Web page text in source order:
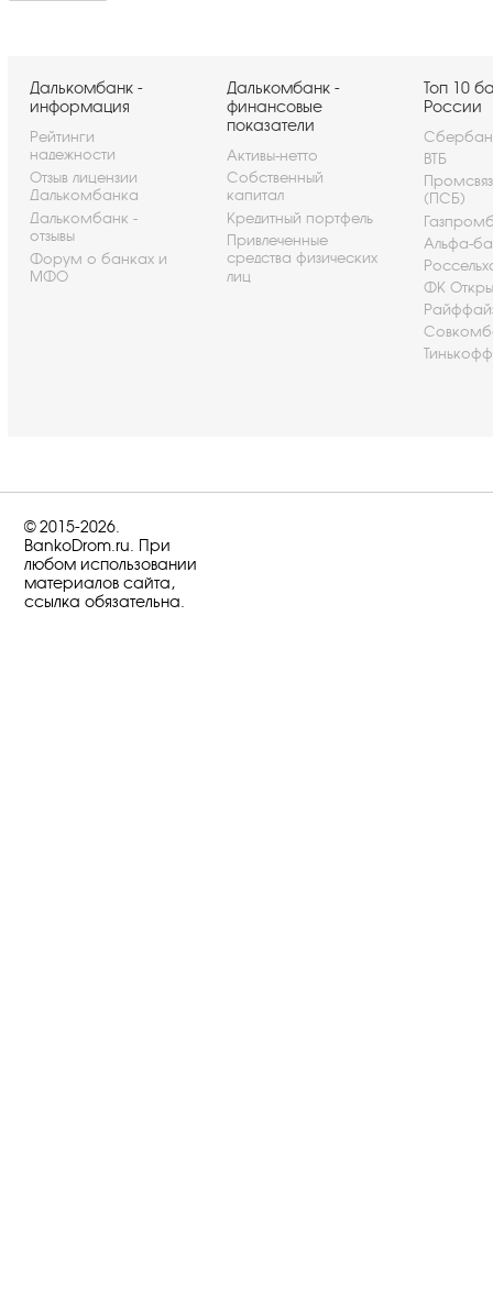
Далькомбанк -
информация
Рейтинги
надежности
Отзыв лицензии
Далькомбанка
Далькомбанк -
отзывы
Форум о банках и
МФО
Далькомбанк -
финансовые
показатели
Активы-нетто
Собственный
капитал
Кредитный портфель
Привлеченные
средства физических
лиц
Топ 10
России
ВТБ
(ПСБ)
Альфа-
ФК
© 2015-2026.
BankoDrom.ru. При
любом использовании
материалов сайта,
ссылка обязательна.